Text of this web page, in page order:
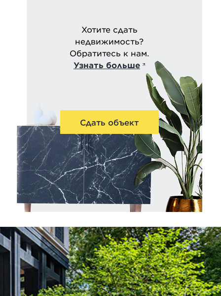
Хотите сдать
недвижимость?
Обратитесь к нам.
Узнать больше
Сдать объект